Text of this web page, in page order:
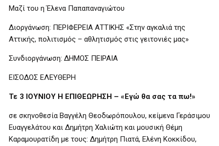
Μαζί του η Έλενα Παπαπαναγιώτου
Διοργάνωση: ΠΕΡΙΦΕΡΕΙΑ ΑΤΤΙΚΗΣ «Στην αγκαλιά της
Αττικής, πολιτισμός – αθλητισμός στις γειτονιές μας»
Συνδιοργάνωση: ΔΗΜΟΣ ΠΕΙΡΑΙΑ
ΕΙΣΟΔΟΣ ΕΛΕΥΘΕΡΗ
Τε 3 ΙΟΥΝΙΟΥ Η ΕΠΙΘΕΩΡΗΣΗ – «Εγώ θα σας τα πω!»
σε σκηνοθεσία Βαγγέλη Θεοδωρόπουλου, κείμενα Γεράσιμου
Ευαγγελάτου και Δημήτρη Χαλιώτη και μουσική Θέμη
Καραμουρατίδη με τους: Δημήτρη Πιατά, Ελένη Κοκκίδου,